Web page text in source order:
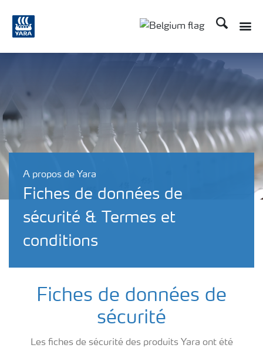
Recherche
A propos de Yara
Fiches de données de
sécurité & Termes et
conditions
Fiches de données de
sécurité
Les fiches de sécurité des produits Yara ont été